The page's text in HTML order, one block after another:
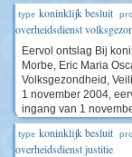
type koninklijk besluit
overheidsdienst
Eervol ontslag Bij
Morbe, Eric Maria
Volksgezondheid,
1 november 2004,
ingang van 1
type koninklijk besluit
overheidsdienst justitie